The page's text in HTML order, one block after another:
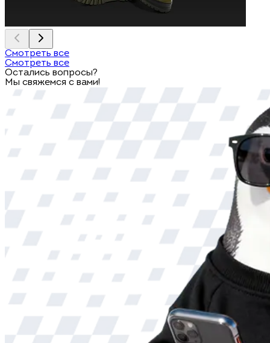
Смотреть все
Смотреть все
Остались вопросы?
Мы свяжемся с вами!